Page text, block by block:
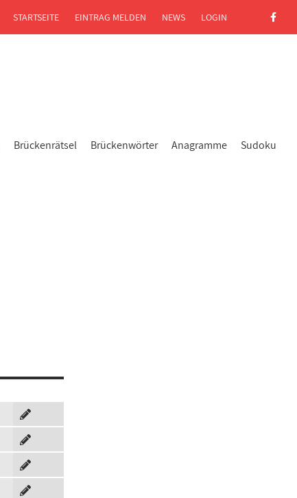
Brückenrätsel Brückenwörter Anagramme Sudoku
STARTSEITE EINTRAG MELDEN NEWS LOGIN